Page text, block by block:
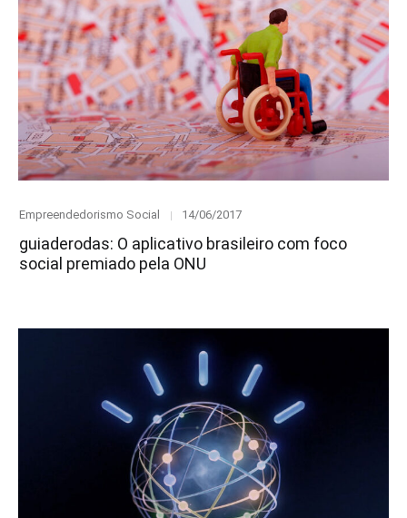
Category
Empreendedorismo Social
Posted
14/06/2017
guiaderodas: O aplicativo brasileiro com foco
social premiado pela ONU